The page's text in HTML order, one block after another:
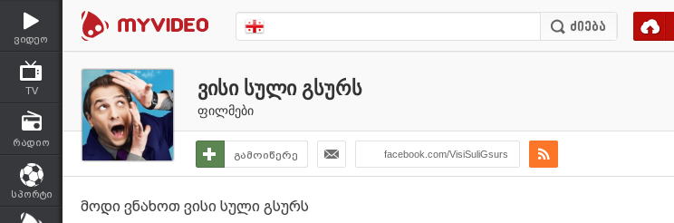
ვიდეო
TV
რადიო
სპორტი
ვისი სული გსურს
ფილმები
გამოიწერე facebook.com/VisiSuliGsurs
მოდი ვნახოთ ვისი სული გსურს